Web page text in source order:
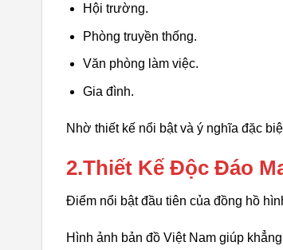
Hội trường.
Phòng truyền thống.
Văn phòng làm việc.
Gia đình.
Nhờ thiết kế nổi bật và ý nghĩa đặc
2.Thiết Kế Độc Đáo
Điểm nổi bật đầu tiên của đồng hồ
Hình ảnh bản đồ Việt Nam giúp